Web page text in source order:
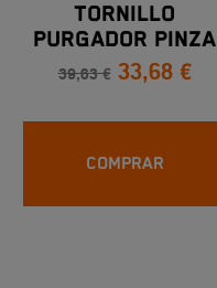
TORNILLO
PURGADOR PINZA
FRENO
39,63 € 33,68 €
COMPRAR